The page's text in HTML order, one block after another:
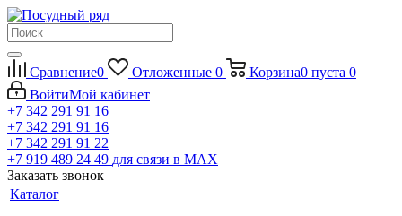
Сравнение0 Отложенные 0 Корзина0 пуста 0
ВойтиМой кабинет
+7 342 291 91 16
+7 342 291 91 16
+7 342 291 91 22
+7 919 489 24 49 для связи в МАХ
Заказать звонок
Каталог